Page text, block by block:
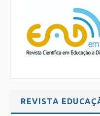
REVISTA